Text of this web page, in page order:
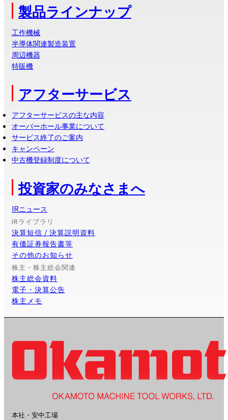
製品ラインナップ
工作機械
半導体関連製造装置
周辺機器
特販機
アフターサービス
アフターサービスの主な内容
オーバーホール事業について
サービス終了のご案内
キャンペーン
中古機登録制度について
投資家のみなさまへ
IRニュース
IRライブラリ
決算短信 / 決算説明資料
有価証券報告書等
その他のお知らせ
株主・株主総会関連
株主総会資料
電子・決算公告
株主メモ
本社・安中工場